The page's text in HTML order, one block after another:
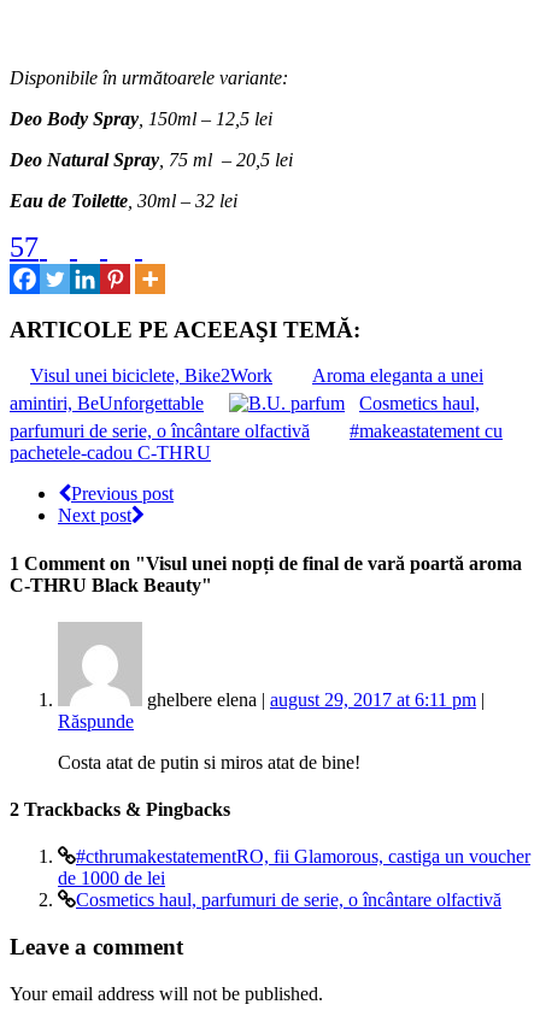
Disponibile în următoarele variante:
Deo Body Spray , 150ml – 12,5 lei
Deo Natural Spray , 75 ml – 20,5 lei
Eau de Toilette , 30ml – 32 lei
57
ARTICOLE PE ACEEAŞI TEMĂ:
Visul unei biciclete, Bike2Work
Aroma eleganta a unei
amintiri, BeUnforgettable
Cosmetics haul,
parfumuri de serie, o încântare olfactivă
#makeastatement cu
pachetele-cadou C-THRU
Previous post
Next post
1 Comment on "Visul unei nopți de final de vară poartă aroma
C-THRU Black Beauty"
ghelbere elena | august 29, 2017 at 6:11 pm |
Răspunde
Costa atat de putin si miros atat de bine!
2 Trackbacks & Pingbacks
#cthrumakestatementRO, fii Glamorous, castiga un voucher
de 1000 de lei
Cosmetics haul, parfumuri de serie, o încântare olfactivă
Leave a comment
Your email address will not be published.